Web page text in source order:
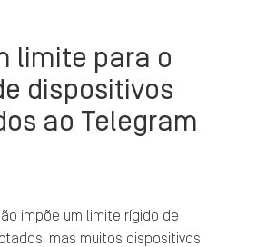
limite para o
dispositivos
ao Telegram
impõe um limite rígido de
mas muitos dispositivos